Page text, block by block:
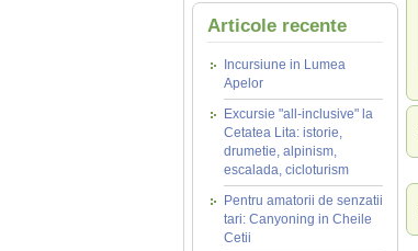
Articole recente
Incursiune in Lumea
Apelor
Excursie "all-inclusive" la
Cetatea Lita: istorie,
drumetie, alpinism,
escalada, cicloturism
Pentru amatorii de senzatii
tari: Canyoning in Cheile
Cetii